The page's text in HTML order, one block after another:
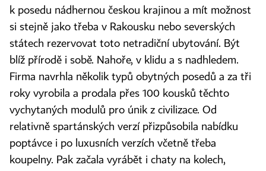
k posedu nádhernou českou krajinou a mít možnost
si stejně jako třeba v Rakousku nebo severských
státech rezervovat toto netradiční ubytování. Být
blíž přírodě i sobě. Nahoře, v klidu a s nadhledem.
Firma navrhla několik typů obytných posedů a za tři
roky vyrobila a prodala přes 100 kousků těchto
vychytaných modulů pro únik z civilizace. Od
relativně spartánských verzí přizpůsobila nabídku
poptávce i po luxusních verzích včetně třeba
koupelny. Pak začala vyrábět i chaty na kolech,